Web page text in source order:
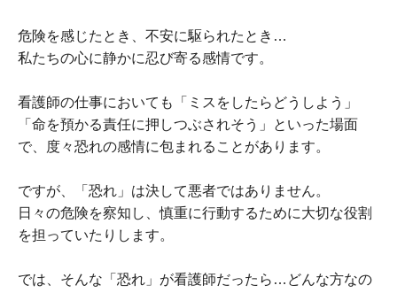
危険を感じたとき、不安に駆られたとき…
私たちの心に静かに忍び寄る感情です。
看護師の仕事においても「ミスをしたらどうしよう」
「命を預かる責任に押しつぶされそう」といった場面
で、度々恐れの感情に包まれることがあります。
ですが、「恐れ」は決して悪者ではありません。
日々の危険を察知し、慎重に行動するために大切な役割
を担っていたりします。
では、そんな「恐れ」が看護師だったら…どんな方なの